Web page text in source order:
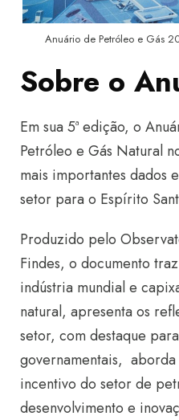
Anuário de Petróleo e Gás
Sobre o
Em sua 5ª edição, o
Petróleo e Gás Natural
mais importantes dados
setor para o Espírito
Produzido pelo
Findes, o documento
indústria mundial e
natural, apresenta os
setor, com destaque
governamentais,
incentivo do setor de
desenvolvimento e